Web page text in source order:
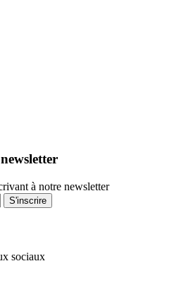
à notre newsletter
S'inscrire
sociaux